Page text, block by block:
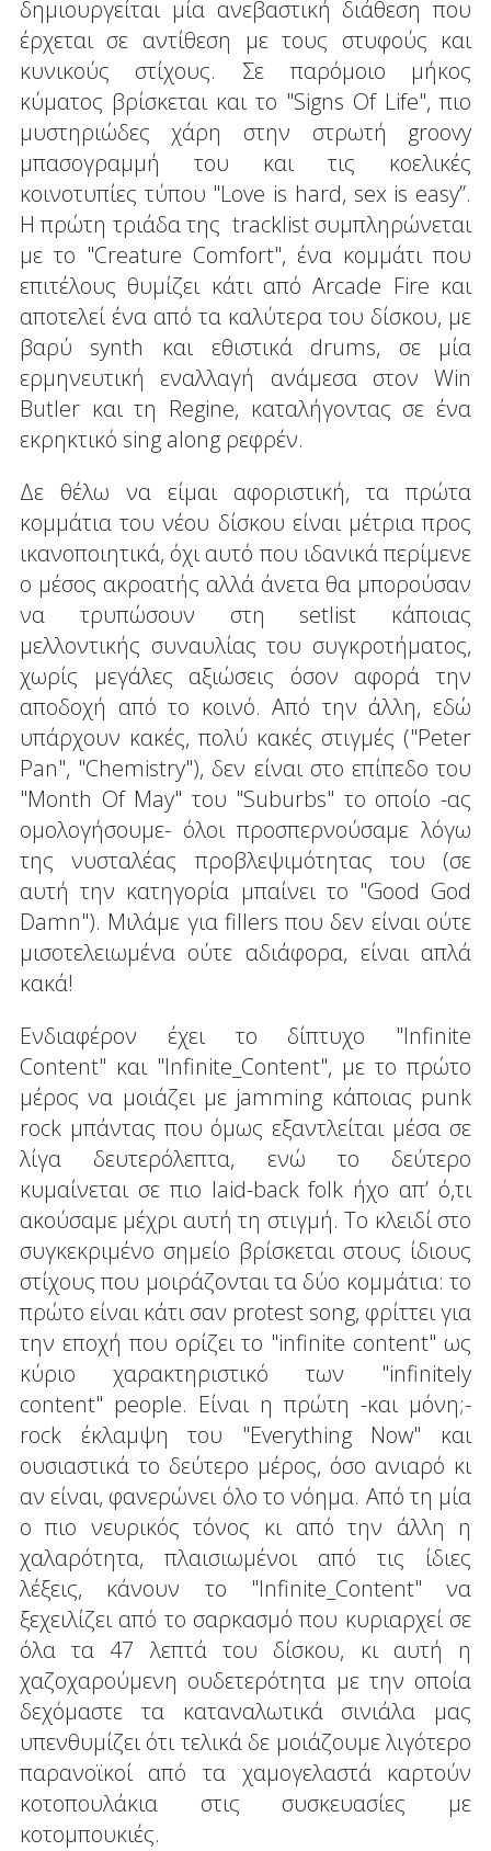
δημιουργείται μία ανεβαστική διάθεση που
έρχεται σε αντίθεση με τους στυφούς και
κυνικούς στίχους. Σε παρόμοιο μήκος
κύματος βρίσκεται και το "Signs Of Life", πιο
μυστηριώδες χάρη στην στρωτή groovy
μπασογραμμή του και τις κοελικές
κοινοτυπίες τύπου "Love is hard, sex is easy”.
Η πρώτη τριάδα της tracklist συμπληρώνεται
με το "Creature Comfort", ένα κομμάτι που
επιτέλους θυμίζει κάτι από Arcade Fire και
αποτελεί ένα από τα καλύτερα του δίσκου, με
βαρύ synth και εθιστικά drums, σε μία
ερμηνευτική εναλλαγή ανάμεσα στον Win
Butler και τη Regine, καταλήγοντας σε ένα
εκρηκτικό sing along ρεφρέν.
Δε θέλω να είμαι αφοριστική, τα πρώτα
κομμάτια του νέου δίσκου είναι μέτρια προς
ικανοποιητικά, όχι αυτό που ιδανικά περίμενε
ο μέσος ακροατής αλλά άνετα θα μπορούσαν
να τρυπώσουν στη setlist κάποιας
μελλοντικής συναυλίας του συγκροτήματος,
χωρίς μεγάλες αξιώσεις όσον αφορά την
αποδοχή από το κοινό. Από την άλλη, εδώ
υπάρχουν κακές, πολύ κακές στιγμές ("Peter
Pan", "Chemistry"), δεν είναι στο επίπεδο του
"Month Of May" του "Suburbs" το οποίο -ας
ομολογήσουμε- όλοι προσπερνούσαμε λόγω
της νυσταλέας προβλεψιμότητας του (σε
αυτή την κατηγορία μπαίνει το "Good God
Damn"). Μιλάμε για fillers που δεν είναι ούτε
μισοτελειωμένα ούτε αδιάφορα, είναι απλά
κακά!
Ενδιαφέρον έχει το δίπτυχο "Infinite
Content" και "Infinite_Content", με το πρώτο
μέρος να μοιάζει με jamming κάποιας punk
rock μπάντας που όμως εξαντλείται μέσα σε
λίγα δευτερόλεπτα, ενώ το δεύτερο
κυμαίνεται σε πιο laid-back folk ήχο απ’ ό,τι
ακούσαμε μέχρι αυτή τη στιγμή. Το κλειδί στο
συγκεκριμένο σημείο βρίσκεται στους ίδιους
στίχους που μοιράζονται τα δύο κομμάτια: το
πρώτο είναι κάτι σαν protest song, φρίττει για
την εποχή που ορίζει το "infinite content" ως
κύριο χαρακτηριστικό των "infinitely
content" people. Είναι η πρώτη -και μόνη;-
rock έκλαμψη του "Everything Now" και
ουσιαστικά το δεύτερο μέρος, όσο ανιαρό κι
αν είναι, φανερώνει όλο το νόημα. Από τη μία
ο πιο νευρικός τόνος κι από την άλλη η
χαλαρότητα, πλαισιωμένοι από τις ίδιες
λέξεις, κάνουν το "Infinite_Content" να
ξεχειλίζει από το σαρκασμό που κυριαρχεί σε
όλα τα 47 λεπτά του δίσκου, κι αυτή η
χαζοχαρούμενη ουδετερότητα με την οποία
δεχόμαστε τα καταναλωτικά σινιάλα μας
υπενθυμίζει ότι τελικά δε μοιάζουμε λιγότερο
παρανοϊκοί από τα χαμογελαστά καρτούν
κοτοπουλάκια στις συσκευασίες με
κοτομπουκιές.